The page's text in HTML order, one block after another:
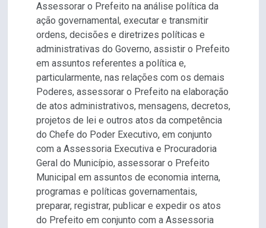
Assessorar o Prefeito na análise política da
ação governamental, executar e transmitir
ordens, decisões e diretrizes políticas e
administrativas do Governo, assistir o Prefeito
em assuntos referentes a política e,
particularmente, nas relações com os demais
Poderes, assessorar o Prefeito na elaboração
de atos administrativos, mensagens, decretos,
projetos de lei e outros atos da competência
do Chefe do Poder Executivo, em conjunto
com a Assessoria Executiva e Procuradoria
Geral do Município, assessorar o Prefeito
Municipal em assuntos de economia interna,
programas e políticas governamentais,
preparar, registrar, publicar e expedir os atos
do Prefeito em conjunto com a Assessoria